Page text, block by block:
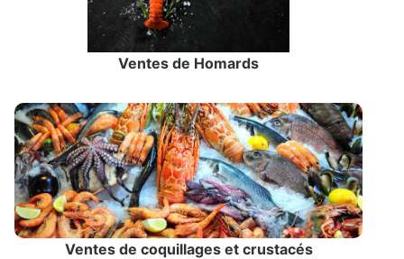
Ventes de Homards
Ventes de coquillages et crustacés